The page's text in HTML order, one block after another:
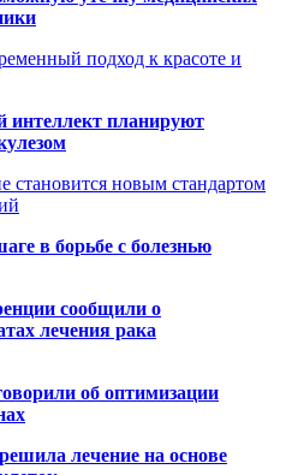
подход к красоте и
интеллект планируют
становится новым стандартом
в борьбе с болезнью
сообщили о
лечения рака
об оптимизации
лечение на основе